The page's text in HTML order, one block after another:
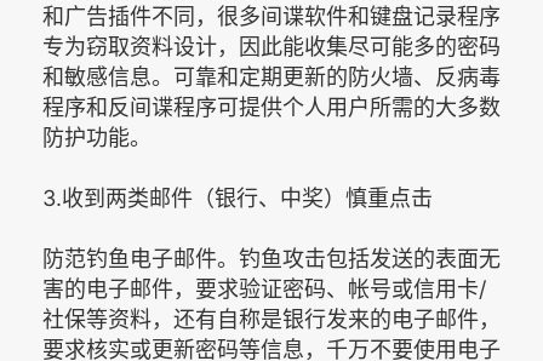
和广告插件不同，很多间谍软件和键盘记录程序
专为窃取资料设计，因此能收集尽可能多的密码
和敏感信息。可靠和定期更新的防火墙、反病毒
程序和反间谍程序可提供个人用户所需的大多数
防护功能。
3.收到两类邮件（银行、中奖）慎重点击
防范钓鱼电子邮件。钓鱼攻击包括发送的表面无
害的电子邮件，要求验证密码、帐号或信用卡/
社保等资料，还有自称是银行发来的电子邮件，
要求核实或更新密码等信息，千万不要使用电子